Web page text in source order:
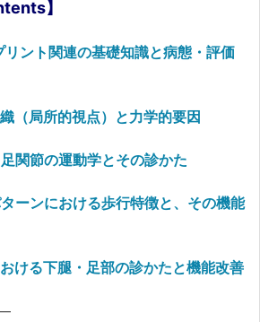
】
ント関連の基礎知識と病態・評価
（局所的視点）と力学的要因
関節の運動学とその診かた
ーンにおける歩行特徴と、その機能
ける下腿・足部の診かたと機能改善
―